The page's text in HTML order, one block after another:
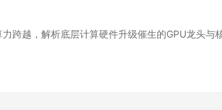
跨越，解析底层计算硬件升级催生的GPU龙头与